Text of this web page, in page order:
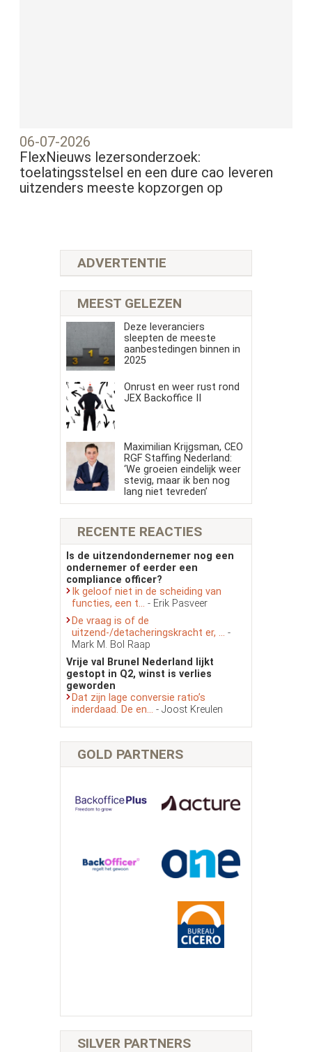
06-07-2026
FlexNieuws lezersonderzoek:
toelatingsstelsel en een dure cao leveren
uitzenders meeste kopzorgen op
ADVERTENTIE
MEEST GELEZEN
Deze leveranciers
sleepten de meeste
aanbestedingen binnen in
2025
Onrust en weer rust rond
JEX Backoffice II
Maximilian Krijgsman, CEO
RGF Staffing Nederland:
‘We groeien eindelijk weer
stevig, maar ik ben nog
lang niet tevreden’
RECENTE REACTIES
Is de uitzendondernemer nog een
ondernemer of eerder een
compliance officer?
Ik geloof niet in de scheiding van
functies, een t... - Erik Pasveer
De vraag is of de
uitzend-/detacheringskracht er, ... -
Mark M. Bol Raap
Vrije val Brunel Nederland lijkt
gestopt in Q2, winst is verlies
geworden
Dat zijn lage conversie ratio’s
inderdaad. De en... - Joost Kreulen
GOLD PARTNERS
SILVER PARTNERS